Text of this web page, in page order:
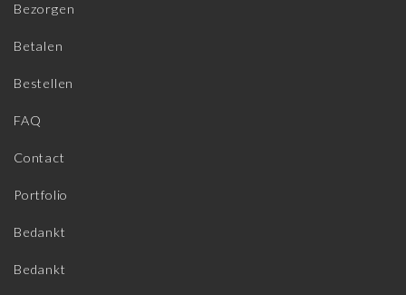
Bezorgen
Betalen
Bestellen
FAQ
Contact
Portfolio
Bedankt
Bedankt